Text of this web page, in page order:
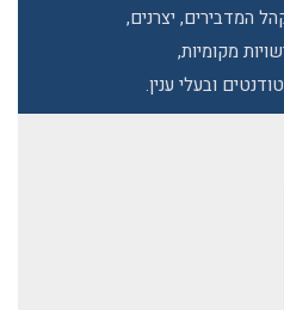
המדבירים, יצרנים,
מקומיות,
ובעלי ענין.